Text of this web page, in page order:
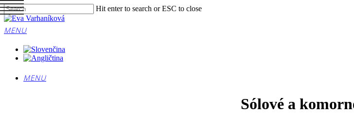
Skip
to
content
Hit enter to search or ESC to close
Close
Search
MENU
MENU
Sólové a